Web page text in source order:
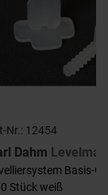
Nr.: 12454
Dahm Levelmac
Basis-
Stück weiß